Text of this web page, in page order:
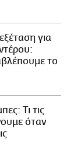
για
το
Τι τις
όταν